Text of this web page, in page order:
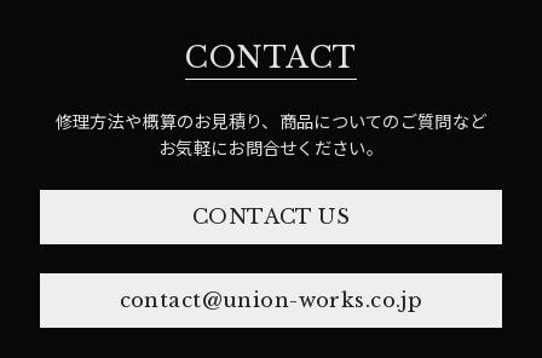
CONTACT
修理方法や概算のお見積り、商品についてのご質問など
お気軽にお問合せください。
CONTACT US
contact@union-works.co.jp